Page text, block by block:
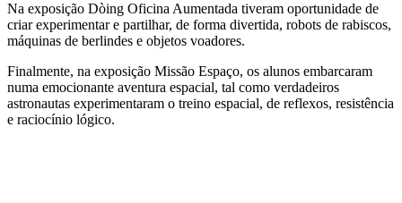
Na exposição Dòing Oficina Aumentada tiveram oportunidade de
criar experimentar e partilhar, de forma divertida, robots de rabiscos,
máquinas de berlindes e objetos voadores.
Finalmente, na exposição Missão Espaço, os alunos embarcaram
numa emocionante aventura espacial, tal como verdadeiros
astronautas experimentaram o treino espacial, de reflexos, resistência
e raciocínio lógico.